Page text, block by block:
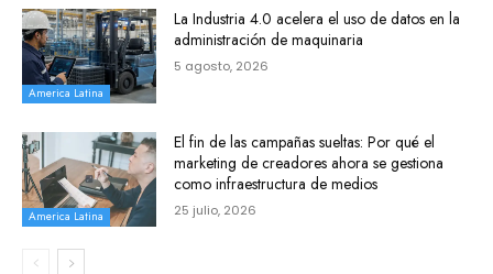
America Latina
La Industria 4.0 acelera el uso de datos en la
administración de maquinaria
5 agosto, 2026
America Latina
El fin de las campañas sueltas: Por qué el
marketing de creadores ahora se gestiona
como infraestructura de medios
25 julio, 2026